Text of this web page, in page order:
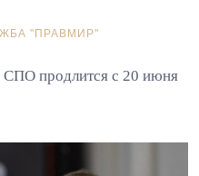
"ПРАВМИР"
СПО продлится с 20 июня